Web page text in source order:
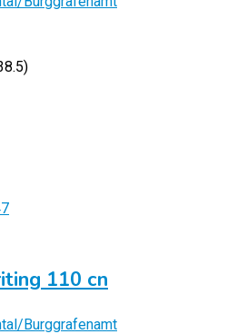
110 cn
Burggrafenamt